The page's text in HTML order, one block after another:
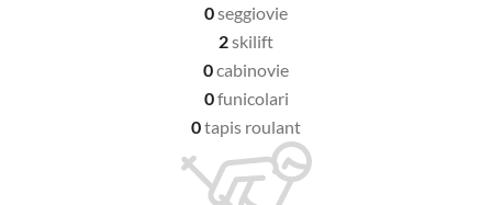
0seggiovie
2skilift
0cabinovie
0funicolari
0tapis roulant